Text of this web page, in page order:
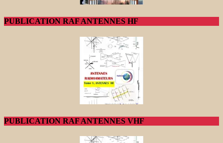
PUBLICATION RAF ANTENNES HF
PUBLICATION RAF ANTENNES VHF